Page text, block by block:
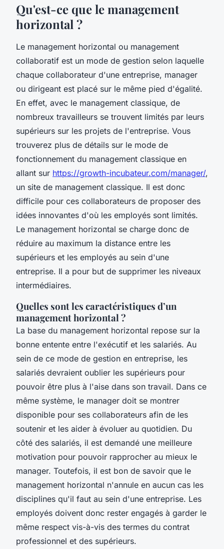
Qu'est-ce que le management
horizontal ?
Le management horizontal ou management
collaboratif est un mode de gestion selon laquelle
chaque collaborateur d'une entreprise, manager
ou dirigeant est placé sur le même pied d'égalité.
En effet, avec le management classique, de
nombreux travailleurs se trouvent limités par leurs
supérieurs sur les projets de l'entreprise. Vous
trouverez plus de détails sur le mode de
fonctionnement du management classique en
allant sur https://growth-incubateur.com/manager/,
un site de management classique. Il est donc
difficile pour ces collaborateurs de proposer des
idées innovantes d'où les employés sont limités.
Le management horizontal se charge donc de
réduire au maximum la distance entre les
supérieurs et les employés au sein d'une
entreprise. Il a pour but de supprimer les niveaux
intermédiaires.
Quelles sont les caractéristiques d’un
management horizontal ?
La base du management horizontal repose sur la
bonne entente entre l'exécutif et les salariés. Au
sein de ce mode de gestion en entreprise, les
salariés devraient oublier les supérieurs pour
pouvoir être plus à l'aise dans son travail. Dans ce
même système, le manager doit se montrer
disponible pour ses collaborateurs afin de les
soutenir et les aider à évoluer au quotidien. Du
côté des salariés, il est demandé une meilleure
motivation pour pouvoir rapprocher au mieux le
manager. Toutefois, il est bon de savoir que le
management horizontal n'annule en aucun cas les
disciplines qu'il faut au sein d'une entreprise. Les
employés doivent donc rester engagés à garder le
même respect vis-à-vis des termes du contrat
professionnel et des supérieurs.